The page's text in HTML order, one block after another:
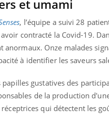
et umami
, l’équipe a suivi 28
contracté la Covid-19.
anormaux. Onze malades
à identifier les saveurs
gustatives des
de la production
qui détectent les
mise sur le bien
de la santé et de la
de Pourquoi
Dans
et